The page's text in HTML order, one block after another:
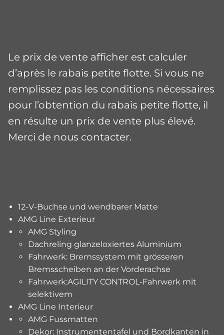
Le prix de vente afficher est calculer
d’après le rabais petite flotte. Si vous ne
remplissez pas les conditions nécessaires
pour l’obtention du rabais petite flotte, il
en résulte un prix de vente plus élevé.
Merci de nous contacter.
12-V-Buchse und wendbarer Matte
AMG Line Exterieur
AMG Styling
Dachreling glanzeloxiertes Aluminium
Fahrwerk: Bremssystem mit grösseren
Bremsscheiben an der Vorderachse
Fahrwerk:AGILITY CONTROL-Fahrwerk mit
selektivem
AMG Line Interieur
AMG Fussmatten
Dekor: Instrumententafel und Bordkanten in